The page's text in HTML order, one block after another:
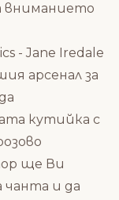
вниманието
- Jane Iredale
арсенал за
кутийка с
ще Ви
чанта и да